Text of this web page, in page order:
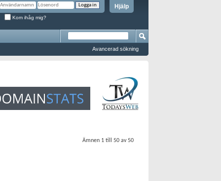
Hjälp
Kom ihåg mig?
Avancerad sökning
Ämnen 1 till 50 av 50